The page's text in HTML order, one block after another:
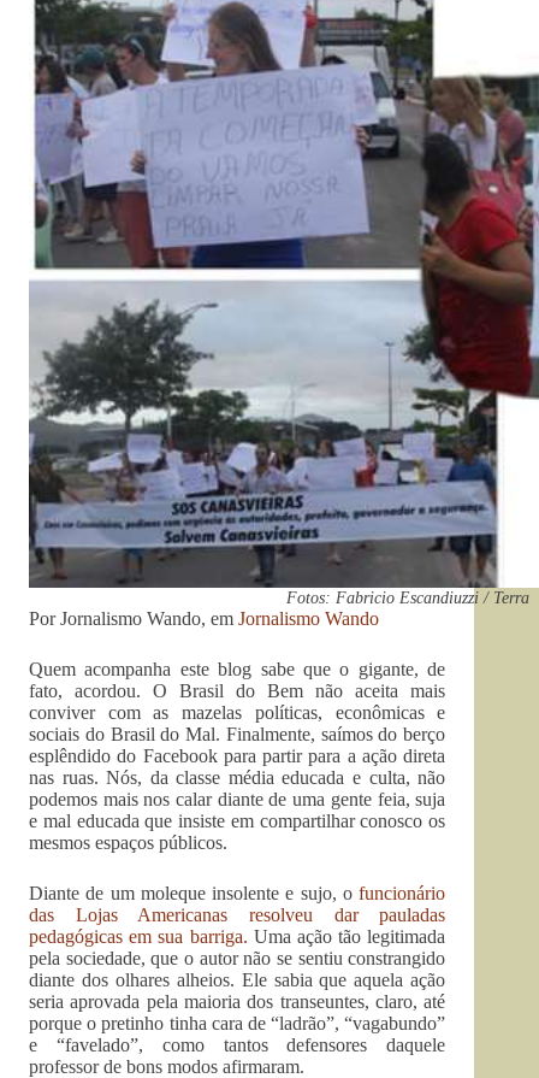
Fotos: Fabricio Escandiuzzi / Terra
Por Jornalismo Wando, em Jornalismo Wando
Quem acompanha este blog sabe que o gigante, de
fato, acordou. O Brasil do Bem não aceita mais
conviver com as mazelas políticas, econômicas e
sociais do Brasil do Mal. Finalmente, saímos do berço
esplêndido do Facebook para partir para a ação direta
nas ruas. Nós, da classe média educada e culta, não
podemos mais nos calar diante de uma gente feia, suja
e mal educada que insiste em compartilhar conosco os
mesmos espaços públicos.
Diante de um moleque insolente e sujo, ofuncionário
das Lojas Americanas resolveu dar pauladas
pedagógicas em sua barriga. Uma ação tão legitimada
pela sociedade, que o autor não se sentiu constrangido
diante dos olhares alheios. Ele sabia que aquela ação
seria aprovada pela maioria dos transeuntes, claro, até
porque o pretinho tinha cara de “ladrão”, “vagabundo”
e “favelado”, como tantos defensores daquele
professor de bons modos afirmaram.